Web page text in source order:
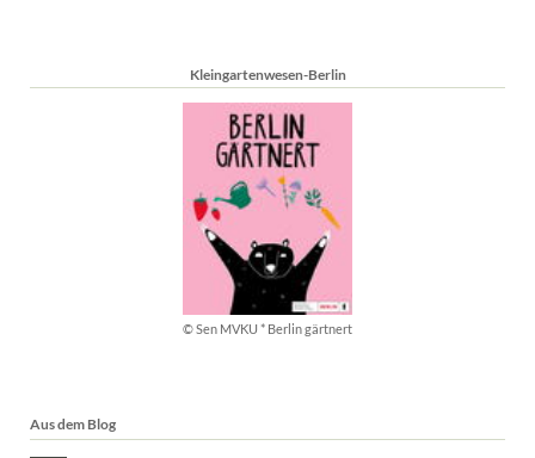
Kleingartenwesen-Berlin
© Sen MVKU * Berlin gärtnert
Aus dem Blog